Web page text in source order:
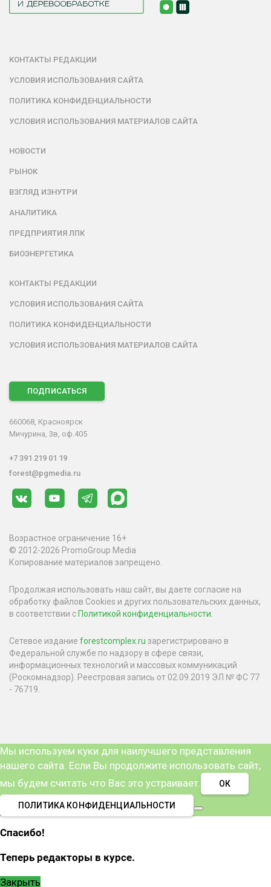
КОНТАКТЫ РЕДАКЦИИ
УСЛОВИЯ ИСПОЛЬЗОВАНИЯ САЙТА
ПОЛИТИКА КОНФИДЕНЦИАЛЬНОСТИ
УСЛОВИЯ ИСПОЛЬЗОВАНИЯ МАТЕРИАЛОВ САЙТА
НОВОСТИ
РЫНОК
ВЗГЛЯД ИЗНУТРИ
АНАЛИТИКА
ПРЕДПРИЯТИЯ ЛПК
БИОЭНЕРГЕТИКА
КОНТАКТЫ РЕДАКЦИИ
УСЛОВИЯ ИСПОЛЬЗОВАНИЯ САЙТА
ПОЛИТИКА КОНФИДЕНЦИАЛЬНОСТИ
УСЛОВИЯ ИСПОЛЬЗОВАНИЯ МАТЕРИАЛОВ САЙТА
ПОДПИСАТЬСЯ
660068, Красноярск
Мичурина, 3в, оф.405
+7 391 219 01 19
forest@pgmedia.ru
Возрастное ограничение 16+
© 2012-2026 PromoGroup Media
Копирование материалов запрещено.
Продолжая использовать наш сайт, вы даете согласие на
обработку файлов Cookies и других пользовательских данных,
в соответствии с Политикой конфиденциальности.
Сетевое издание forestcomplex.ru зарегистрировано в
Федеральной службе по надзору в сфере связи,
информационных технологий и массовых коммуникаций
(Роскомнадзор). Реестровая запись от 02.09.2019 ЭЛ № ФС 77
- 76719.
Мы используем куки для наилучшего представления
нашего сайта. Если Вы продолжите использовать сайт,
мы будем считать что Вас это устраивает.
ОК
ПОЛИТИКА КОНФИДЕНЦИАЛЬНОСТИ
Спасибо!
Теперь редакторы в курсе.
Закрыть